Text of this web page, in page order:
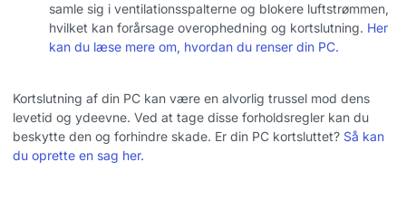
samle sig i ventilationsspalterne og blokere luftstrømmen,
hvilket kan forårsage overophedning og kortslutning. Her
kan du læse mere om, hvordan du renser din PC.
Kortslutning af din PC kan være en alvorlig trussel mod dens
levetid og ydeevne. Ved at tage disse forholdsregler kan du
beskytte den og forhindre skade. Er din PC kortsluttet? Så kan
du oprette en sag her.